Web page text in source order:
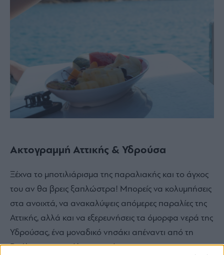
Ακτογραμμή Αττικής & Υδρούσα
Ξέχνα το μποτιλιάρισμα της παραλιακής και το άγχος
του αν θα βρεις ξαπλώστρα! Μπορείς να κολυμπήσεις
στα ανοιχτά, να ανακαλύψεις απόμερες παραλίες της
Αττικής, αλλά και να εξερευνήσεις τα όμορφα νερά της
Υδρούσας, ένα μοναδικό νησάκι απέναντι από τη
Βούλα, με καταγάλανα νερά.